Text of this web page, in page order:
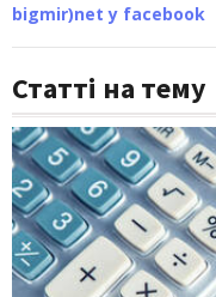
bigmir)net у facebook
Статті на тему